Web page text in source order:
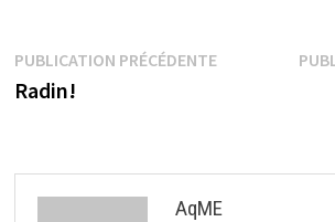
Navigation
de
PUBLICATION PRÉCÉDENTEPublication
Radin!
AqME